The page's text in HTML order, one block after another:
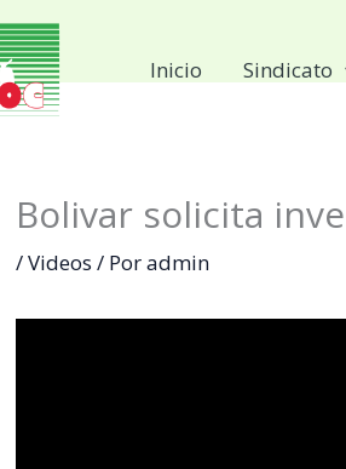
Inicio Sindicato
Bolivar solicita
/Videos / Poradmin